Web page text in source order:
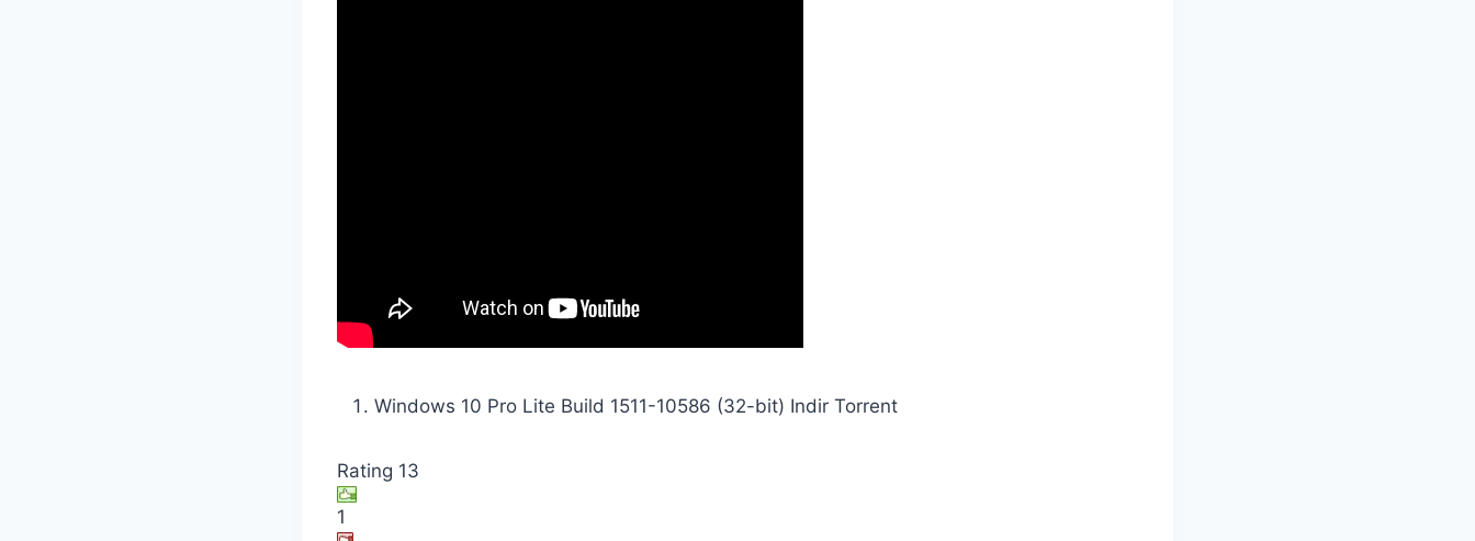
Windows 10 Pro Lite Build 1511-10586 (32-bit) Indir Torrent
Rating 13
1